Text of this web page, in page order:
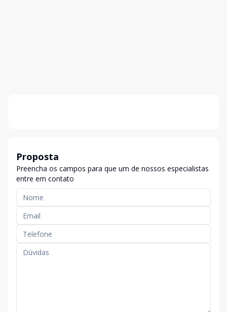
Proposta
Preencha os campos para que um de nossos especialistas
entre em contato